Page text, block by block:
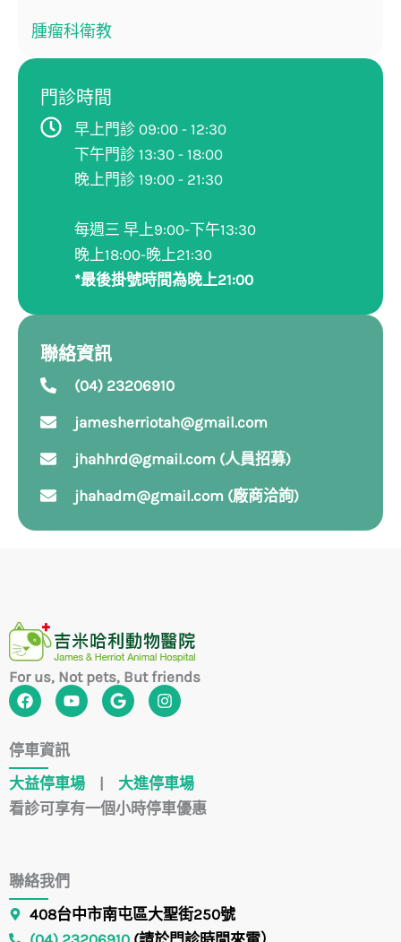
腫瘤科衛教
門診時間
早上門診 09:00 - 12:30
下午門診 13:30 - 18:00
晚上門診 19:00 - 21:30
每週三 早上9:00-下午13:30
晚上18:00-晚上21:30
*最後掛號時間為晚上21:00
聯絡資訊
(04) 23206910
jamesherriotah@gmail.com
jhahhrd@gmail.com (人員招募)
jhahadm@gmail.com (廠商洽詢)
For us, Not pets, But friends
F
a
e
b
o
o
k
Y
o
b
e
G
o
e
I
n
g
r
a
m
停車資訊
大益停車場
大進停車場
看診可享有一個小時停車優惠
聯絡我們
408台中市南屯區大聖街250號